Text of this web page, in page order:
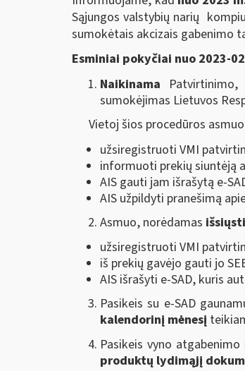
Sąjungos valstybių narių
sumokėtais akcizais gabenimo
Esminiai pokyčiai nuo 2023-
Naikinama
sumokėjimas Lietuvos
Vietoj šios procedūros
užsiregistruoti VMI
informuoti prekių siuntėją
AIS gauti jam išrašytą e-
AIS užpildyti pranešimą
Asmuo, norėdamas išsiųsti
užsiregistruoti VMI
iš prekių gavėjo gauti jo
AIS išrašyti e-SAD, kuris
Pasikeis su e-SAD
kalendorinį mėnesį
Pasikeis vyno
produktų lydimąjį